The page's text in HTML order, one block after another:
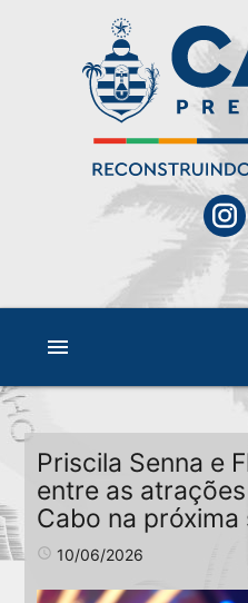
menu
Priscila Senna e
entre as
Cabo na próxima
access_time 10/06/2026